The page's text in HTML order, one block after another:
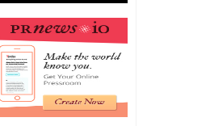
האם ביבי כשר
תקשורת עזר לקב'
בזק? -כאן
מה מקור ה-Fake
News שהביא לתפירת
תיק לביבי והעלמת
החשודים הנכונים -כאן